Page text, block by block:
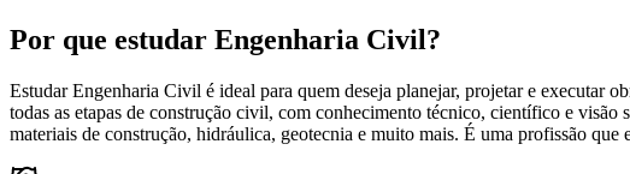
Por que estudar Engenharia Civil?
Estudar Engenharia Civil é ideal para quem deseja planejar, projetar e executar
todas as etapas de construção civil, com conhecimento técnico, científico e
materiais de construção, hidráulica, geotecnia e muito mais. É uma profissão